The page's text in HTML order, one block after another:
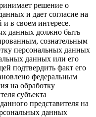
решение о
и дает согласие на
и в своем интересе.
данных должно быть
сознательным
персональных данных
данных или его
подтвердить факт его
федеральным
на обработку
субъекта
представителя на
данных